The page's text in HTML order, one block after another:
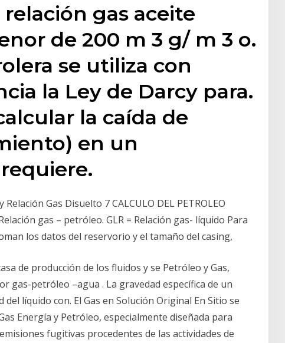
gas aceite
de 200 m 3 g/ m 3 o.
se utiliza con
la Ley de Darcy para.
la caída de
en un
Gas Disuelto 7 CALCULO DEL PETROLEO
gas – petróleo. GLR = Relación gas- líquido Para
los datos del reservorio y el tamaño del casing,
de producción de los fluidos y se Petróleo y Gas,
gas-petróleo –agua . La gravedad específica de un
líquido con. El Gas en Solución Original En Sitio se
Energía y Petróleo, especialmente diseñada para
fugitivas procedentes de las actividades de